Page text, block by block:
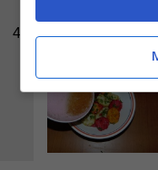
4
riposare in
servite.